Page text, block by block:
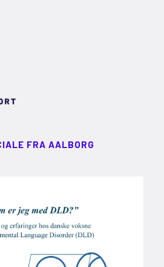
FRA AALBORG